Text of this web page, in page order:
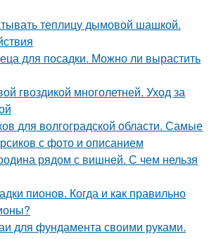
теплицу дымовой шашкой.
для посадки. Можно ли вырастить
гвоздикой многолетней. Уход за
для волгоградской области. Самые
с фото и описанием
рядом с вишней. С чем нельзя
пионов. Когда и как правильно
для фундамента своими руками.